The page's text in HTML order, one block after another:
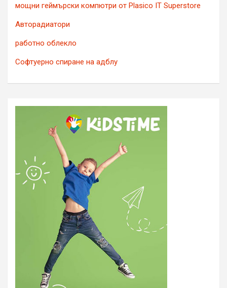
мощни геймърски компютри от Plasico IT Superstore
Авторадиатори
работно облекло
Софтуерно спиране на адблу